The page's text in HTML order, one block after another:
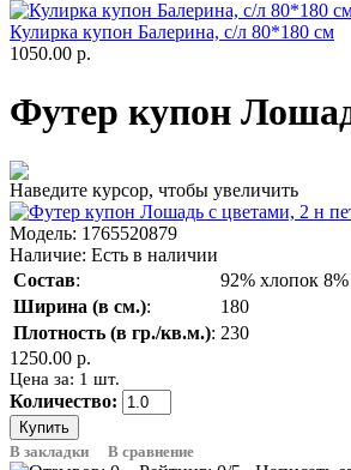
Кулирка купон Балерина, с/л 80*180 см
1050.00 р.
Футер купон
Наведите курсор, чтобы увеличить
Модель: 1765520879
Наличие: Есть в наличии
Состав:
92% хлопок 8%
Ширина (в см.):
180
Плотность (в гр./кв.м.): 230
1250.00 р.
Цена за: 1 шт.
Количество:
В закладки В сравнение